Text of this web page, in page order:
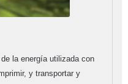
la energía utilizada con
y transportar y